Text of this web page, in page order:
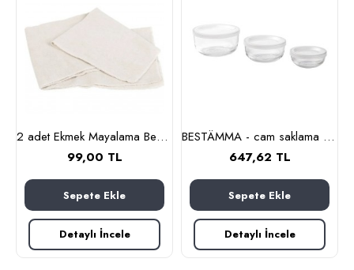
2 adet Ekmek Mayalama Bezi 50x70 cm, %100 Pamuk Amerikan Pasa Bezi
99,00 TL
Sepete Ekle
Detaylı İncele
BESTÄMMA - cam saklama kabı seti (cam)
647,62 TL
Sepete Ekle
Detaylı İncele